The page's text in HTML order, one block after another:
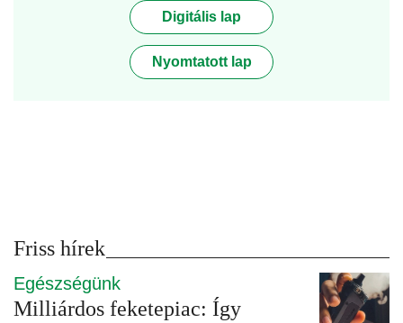
Digitális lap
Nyomtatott lap
Friss hírek
Egészségünk
Milliárdos feketepiac: Így